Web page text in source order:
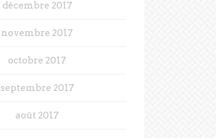
décembre 2017
novembre 2017
octobre 2017
septembre 2017
août 2017